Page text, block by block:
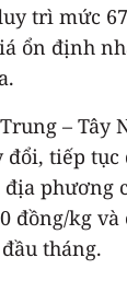
trì mức
ổn định
– Tây
đổi, tiếp
phương
đồng/kg và
tháng.